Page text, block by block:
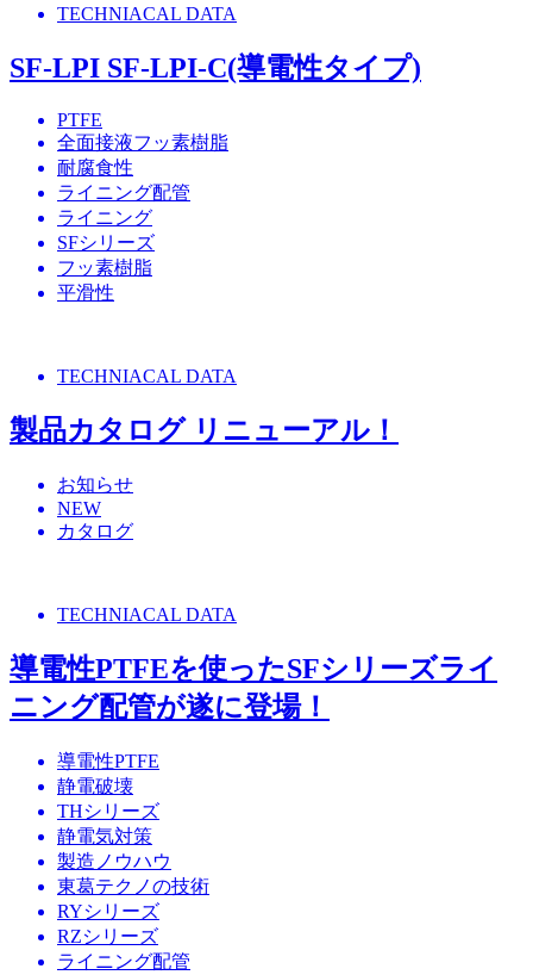
TECHNIACAL DATA
SF-LPI SF-LPI-C(導電性タイプ)
PTFE
全面接液フッ素樹脂
耐腐食性
ライニング配管
ライニング
SFシリーズ
フッ素樹脂
平滑性
TECHNIACAL DATA
製品カタログ リニューアル！
お知らせ
NEW
カタログ
TECHNIACAL DATA
導電性PTFEを使ったSFシリーズライ
ニング配管が遂に登場！
導電性PTFE
静電破壊
THシリーズ
静電気対策
製造ノウハウ
東葛テクノの技術
RYシリーズ
RZシリーズ
ライニング配管